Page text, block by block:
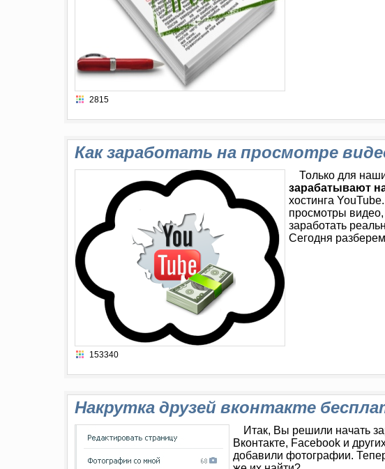
2815
Как заработать на просмотре
Только для
зарабатывают
хостинга
просмотры
заработать
Сегодня
153340
Накрутка друзей вконтакте
Итак, Вы решили начать
Вконтакте, Facebook и
добавили фотографии.